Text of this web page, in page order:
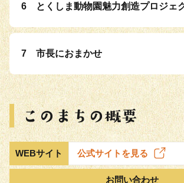
6 とくしま動物園魅力創造プロジェ
7 市長におまかせ
WEBサイト 公式サイトを見る
お問い合わせ